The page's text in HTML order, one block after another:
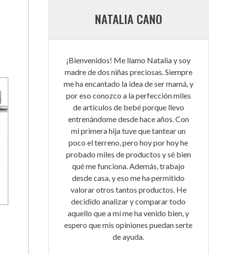
NATALIA CANO
¡Bienvenidos! Me llamo Natalia y soy
madre de dos niñas preciosas. Siempre
me ha encantado la idea de ser mamá, y
por eso conozco a la perfección miles
de artículos de bebé porque llevo
entrenándome desde hace años. Con
mi primera hija tuve que tantear un
poco el terreno, pero hoy por hoy he
probado miles de productos y sé bien
qué me funciona. Además, trabajo
desde casa, y eso me ha permitido
valorar otros tantos productos. He
decidido analizar y comparar todo
aquello que a mí me ha venido bien, y
espero que mis opiniones puedan serte
de ayuda.